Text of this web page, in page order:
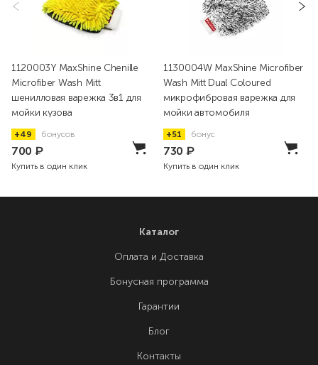
1120003Y MaxShine Chenille
Microfiber Wash Mitt
шенилловая варежка 3в1 для
мойки кузова
+49 бонусов
700 ₽
Купить в один клик
1130004W MaxShine Microfiber
Wash Mitt Dual Coloured
микрофибровая варежка для
мойки автомобиля
+51 бонус
730 ₽
Купить в один клик
Каталог
Оплата и Доставка
Бонусная программа
Гарантии
Блог
Контакты